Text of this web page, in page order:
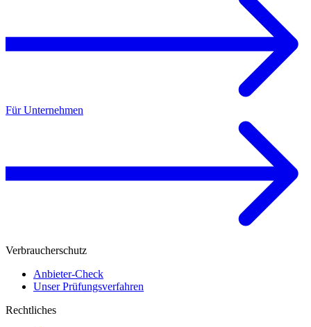
Für Unternehmen
Verbraucherschutz
Anbieter-Check
Unser Prüfungsverfahren
Rechtliches